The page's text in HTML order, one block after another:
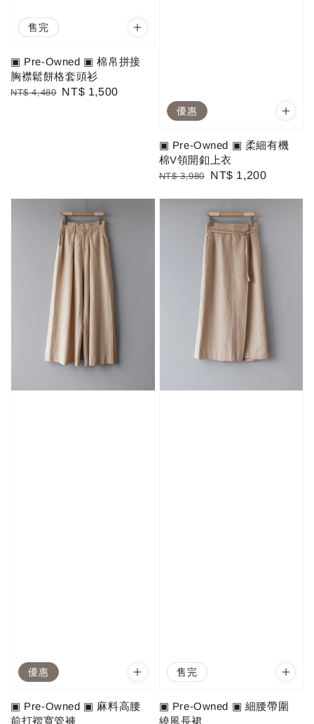
優惠
售完
▣ Pre-Owned ▣ 棉帛拼接
胸襟鬆餅格套頭衫
Regular
NT$ 4,480 Sale
NT$ 1,500
優惠
▣ Pre-Owned ▣ 柔細有機
棉V領開釦上衣
Regular
NT$ 3,980
Sale
NT$ 1,200
優惠
▣ Pre-Owned ▣ 麻料高腰
前打褶寬管褲
優惠
售完
▣ Pre-Owned ▣ 細腰帶圍
繞風長裙